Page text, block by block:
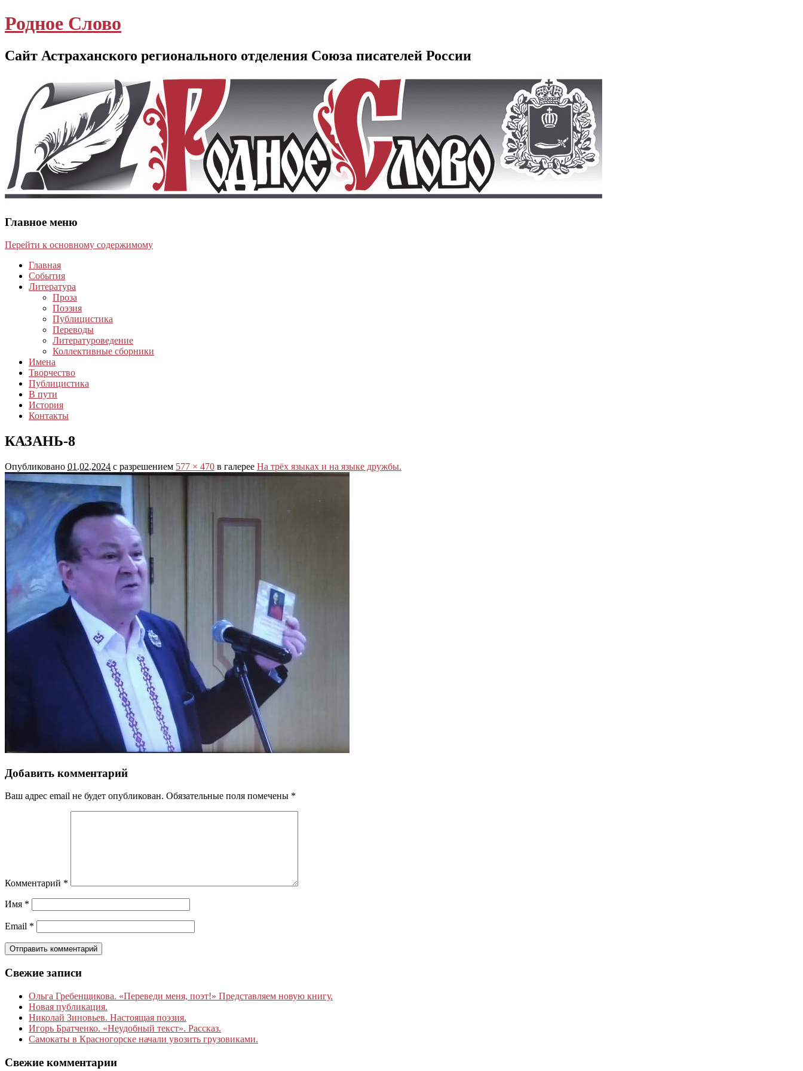
Родное Слово
Сайт Астраханского регионального отделения Союза писателей России
Главное меню
Перейти к основному содержимому
Главная
События
Литература
Проза
Поэзия
Публицистика
Переводы
Литературоведение
Коллективные сборники
Имена
Творчество
Публицистика
В пути
История
Контакты
КАЗАНЬ-8
Опубликовано 01.02.2024 с разрешением 577 × 470 в галерее На трёх языках и на языке дружбы.
Добавить комментарий
Ваш адрес email не будет опубликован. Обязательные поля помечены *
Комментарий *
Имя *
Email *
Свежие записи
Ольга Гребенщикова. «Переведи меня, поэт!» Представляем новую книгу.
Новая публикация.
Николай Зиновьев. Настоящая поэзия.
Игорь Братченко. «Неудобный текст». Рассказ.
Самокаты в Красногорске начали увозить грузовиками.
Свежие комментарии